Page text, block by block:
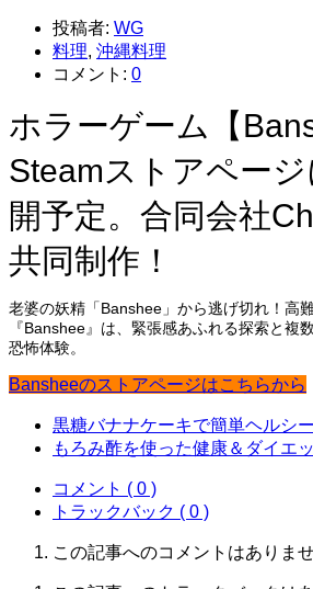
投稿者: WG
料理, 沖縄料理
コメント: 0
ホラーゲーム【
Steamストアペー
開予定。合同会社
共同制作！
老婆の妖精「Banshee」から逃げ切れ！高
『Banshee』は、緊張感あふれる探索と複
恐怖体験。
Bansheeのストアページはこちらから
黒糖バナナケーキで簡単ヘルシ
もろみ酢を使った健康＆ダイエ
コメント ( 0 )
トラックバック ( 0 )
この記事へのコメントはありませ